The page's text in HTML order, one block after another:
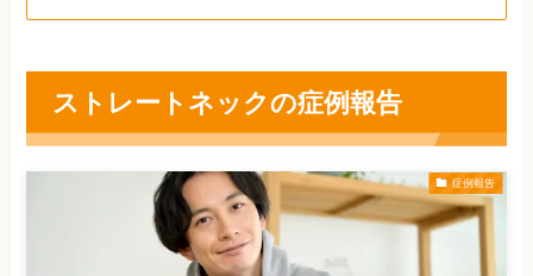
ストレートネックの症例報告
症例報告